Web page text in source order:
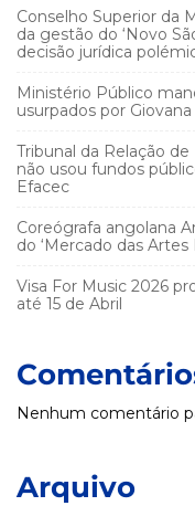
Conselho Superior da
da gestão do ‘Novo
decisão jurídica
Ministério Público
usurpados por
Tribunal da Relação
não usou fundos
Efacec
Coreógrafa angolana
do ‘Mercado das
Visa For Music 2026
até 15 de Abril
Nenhum comentário
Arquivo